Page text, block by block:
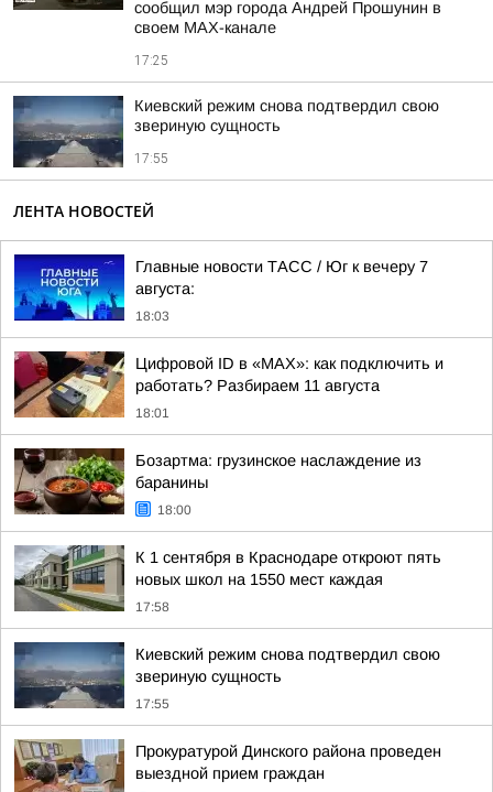
сообщил мэр города Андрей Прошунин в
своем MAX-канале
17:25
Киевский режим снова подтвердил свою
звериную сущность
17:55
ЛЕНТА НОВОСТЕЙ
Главные новости ТАСС / Юг к вечеру 7
августа:
18:03
Цифровой ID в «MAX»: как подключить и
работать? Разбираем 11 августа
18:01
Бозартма: грузинское наслаждение из
баранины
18:00
К 1 сентября в Краснодаре откроют пять
новых школ на 1550 мест каждая
17:58
Киевский режим снова подтвердил свою
звериную сущность
17:55
Прокуратурой Динского района проведен
выездной прием граждан